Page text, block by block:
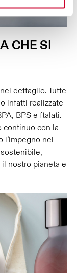
CHE SI
dettaglio. Tutte
infatti realizzate
BPS e ftalati.
continuo con la
l’impegno nel
nostro pianeta e